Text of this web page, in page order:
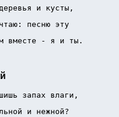
и кусты,
песню эту
вместе - я и ты.
запах влаги,
и нежной?